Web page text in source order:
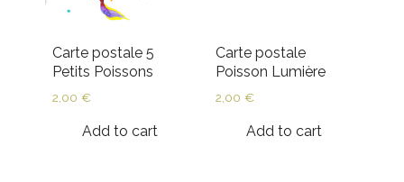
Carte postale 5
Petits Poissons
2,00 €
Add to cart
Carte postale
Poisson Lumière
2,00 €
Add to cart